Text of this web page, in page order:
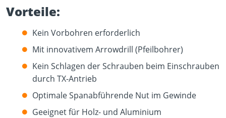
Vorteile:
Kein Vorbohren erforderlich
Mit innovativem Arrowdrill (Pfeilbohrer)
Kein Schlagen der Schrauben beim Einschrauben
durch TX-Antrieb
Optimale Spanabführende Nut im Gewinde
Geeignet für Holz- und Aluminium